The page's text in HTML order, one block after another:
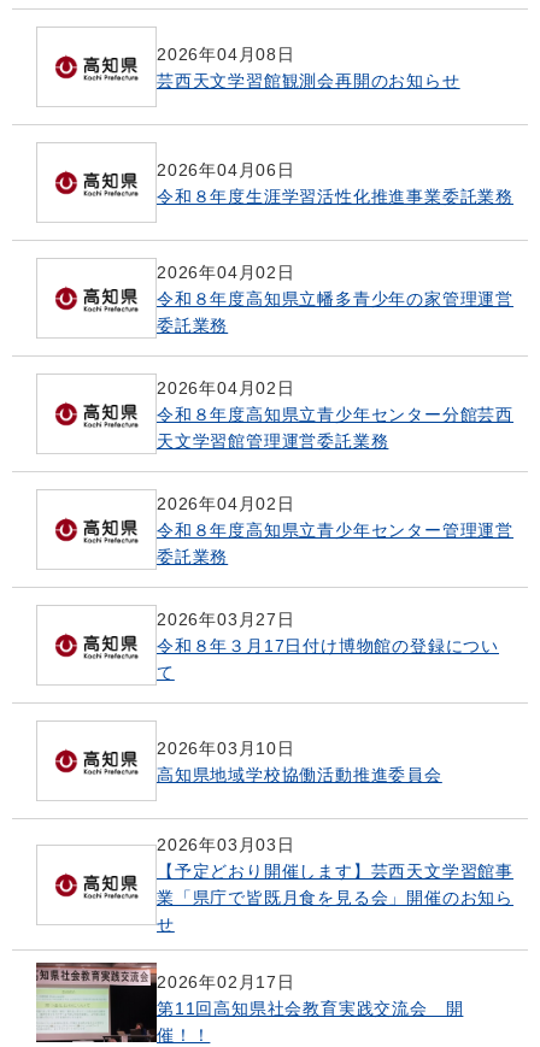
2026年04月08日
芸西天文学習館観測会再開のお知らせ
2026年04月06日
令和８年度生涯学習活性化推進事業委託業務
2026年04月02日
令和８年度高知県立幡多青少年の家管理運営
委託業務
2026年04月02日
令和８年度高知県立青少年センター分館芸西
天文学習館管理運営委託業務
2026年04月02日
令和８年度高知県立青少年センター管理運営
委託業務
2026年03月27日
令和８年３月17日付け博物館の登録につい
て
2026年03月10日
高知県地域学校協働活動推進委員会
2026年03月03日
【予定どおり開催します】芸西天文学習館事
業「県庁で皆既月食を見る会」開催のお知ら
せ
2026年02月17日
第11回高知県社会教育実践交流会 開
催！！